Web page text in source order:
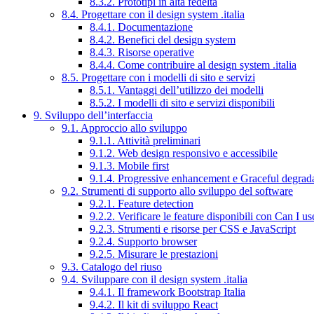
8.4. Progettare con il design system .italia
8.4.1. Documentazione
8.4.2. Benefici del design system
8.4.3. Risorse operative
8.4.4. Come contribuire al design system .italia
8.5. Progettare con i modelli di sito e servizi
8.5.1. Vantaggi dell’utilizzo dei modelli
8.5.2. I modelli di sito e servizi disponibili
9. Sviluppo dell’interfaccia
9.1. Approccio allo sviluppo
9.1.1. Attività preliminari
9.1.2. Web design responsivo e accessibile
9.1.3. Mobile first
9.1.4. Progressive enhancement e Graceful
9.2. Strumenti di supporto allo sviluppo del software
9.2.1. Feature detection
9.2.2. Verificare le feature disponibili con Can I
9.2.3. Strumenti e risorse per CSS e JavaScript
9.2.4. Supporto browser
9.2.5. Misurare le prestazioni
9.3. Catalogo del riuso
9.4. Sviluppare con il design system .italia
9.4.1. Il framework Bootstrap Italia
9.4.2. Il kit di sviluppo React